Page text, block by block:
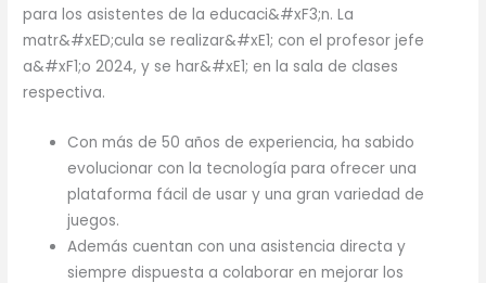
para los asistentes de la educaci&#xF3;n. La
matr&#xED;cula se realizar&#xE1; con el profesor jefe
a&#xF1;o 2024, y se har&#xE1; en la sala de clases
respectiva.
Con más de 50 años de experiencia, ha sabido
evolucionar con la tecnología para ofrecer una
plataforma fácil de usar y una gran variedad de
juegos.
Además cuentan con una asistencia directa y
siempre dispuesta a colaborar en mejorar los